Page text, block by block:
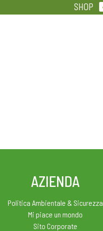
SHOP
AZIENDA
Politica Ambientale & Sicurezza
Mi piace un mondo
Sito Corporate